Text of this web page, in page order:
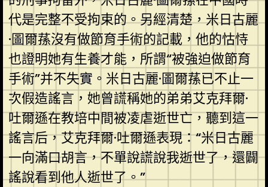
代是完整不受拘束的。另經清楚，米日古麗
·圖爾蓀沒有做節育手術的記載，他的怙恃
也證明她有生養才能，所謂“被強迫做節育
手術”并不失實。米日古麗·圖爾蓀已不止一
次假造謠言，她曾謊稱她的弟弟艾克拜爾·
吐爾遜在教培中間被凌虐逝世亡，聽到這一
謠言后，艾克拜爾·吐爾遜表現：“米日古麗
一向滿口胡言，不單說謊說我逝世了，還闢
謠說看到他人逝世了。”